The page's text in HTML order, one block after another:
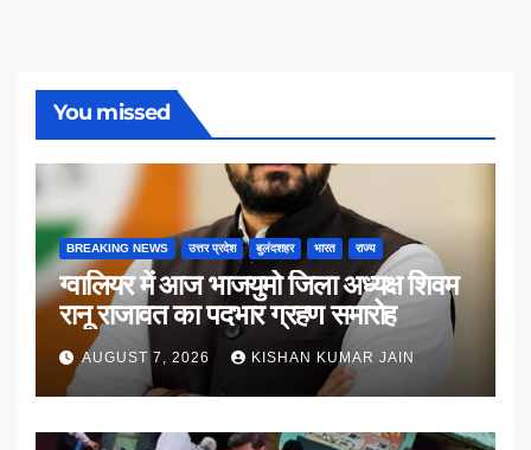
You missed
BREAKING NEWS उत्तर प्रदेश बुलंदशहर भारत राज्य
ग्वालियर में आज भाजयुमो जिला अध्यक्ष शिवम
रानू राजावत का पदभार ग्रहण समारोह
AUGUST 7, 2026 KISHAN KUMAR JAIN